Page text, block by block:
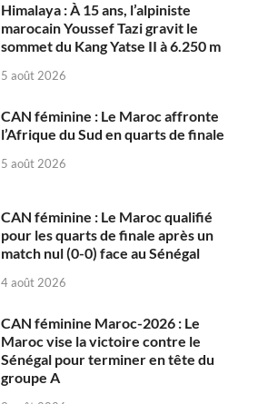
Himalaya : À 15 ans, l’alpiniste
marocain Youssef Tazi gravit le
sommet du Kang Yatse II à 6.250 m
5 août 2026
CAN féminine : Le Maroc affronte
l’Afrique du Sud en quarts de finale
5 août 2026
CAN féminine : Le Maroc qualifié
pour les quarts de finale après un
match nul (0-0) face au Sénégal
4 août 2026
CAN féminine Maroc-2026 : Le
Maroc vise la victoire contre le
Sénégal pour terminer en tête du
groupe A